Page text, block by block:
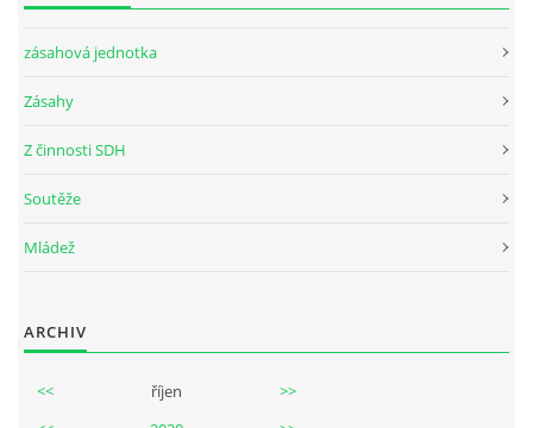
zásahová jednotka
Zásahy
Z činnosti SDH
Soutěže
Mládež
ARCHIV
<< říjen
>>